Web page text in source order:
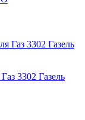
3302 Газель